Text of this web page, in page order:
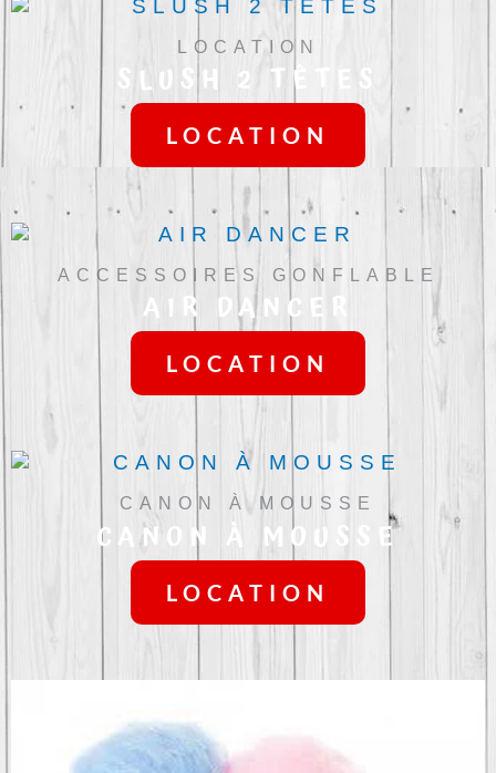
LOCATION
SLUSH 2 TÊTES
LOCATION
ACCESSOIRES GONFLABLE
AIR DANCER
LOCATION
CANON À MOUSSE
CANON À MOUSSE
LOCATION